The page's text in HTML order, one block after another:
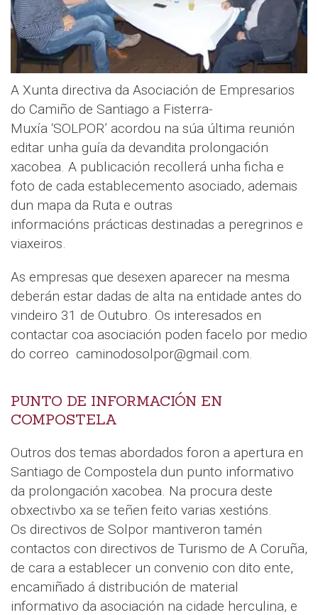
A Xunta directiva da Asociación de Empresarios
do Camiño de Santiago a Fisterra-
Muxía ‘SOLPOR’ acordou na súa última reunión
editar unha guía da devandita prolongación
xacobea. A publicación recollerá unha ficha e
foto de cada establecemento asociado, ademais
dun mapa da Ruta e outras
informacións prácticas destinadas a peregrinos e
viaxeiros.
As empresas que desexen aparecer na mesma
deberán estar dadas de alta na entidade antes do
vindeiro 31 de Outubro. Os interesados en
contactar coa asociación poden facelo por medio
do correo caminodosolpor@gmail.com.
PUNTO DE INFORMACIÓN EN
COMPOSTELA
Outros dos temas abordados foron a apertura en
Santiago de Compostela dun punto informativo
da prolongación xacobea. Na procura deste
obxectivbo xa se teñen feito varias xestións.
Os directivos de Solpor mantiveron tamén
contactos con directivos de Turismo de A Coruña,
de cara a establecer un convenio con dito ente,
encamiñado á distribución de material
informativo da asociación na cidade herculina, e